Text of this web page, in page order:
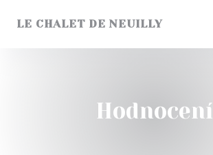
LE CHALET DE NEUILLY
Hodnocení